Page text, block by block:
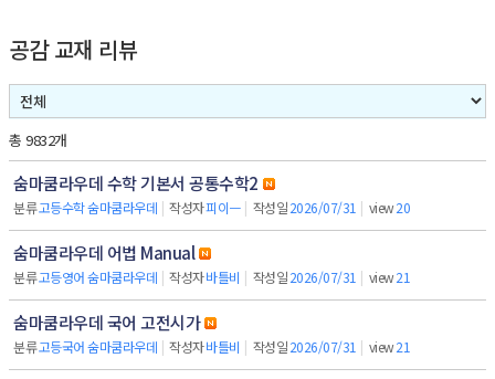
공감 교재 리뷰
총 9832개
숨마쿰라우데 수학 기본서 공통수학2
분류고등수학 숨마쿰라우데 | 작성자피이ㅡ | 작성일2026/07/31 | view20
숨마쿰라우데 어법 Manual
분류고등영어 숨마쿰라우데 | 작성자바틀비 | 작성일2026/07/31 | view21
숨마쿰라우데 국어 고전시가
분류고등국어 숨마쿰라우데 | 작성자바틀비 | 작성일2026/07/31 | view21